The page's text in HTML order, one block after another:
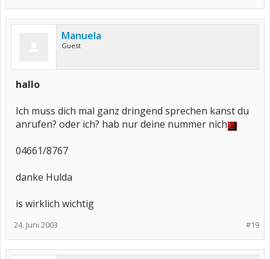
Manuela
Guest
hallo
Ich muss dich mal ganz dringend sprechen kanst du
anrufen? oder ich? hab nur deine nummer nich
04661/8767
danke Hulda
is wirklich wichtig
#19
24. Juni 2003